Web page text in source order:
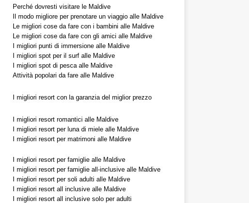
Perché dovresti visitare le Maldive
Il modo migliore per prenotare un viaggio alle Maldive
Le migliori cose da fare con i bambini alle Maldive
Le migliori cose da fare con gli amici alle Maldive
I migliori punti di immersione alle Maldive
I migliori spot per il surf alle Maldive
I migliori spot di pesca alle Maldive
Attività popolari da fare alle Maldive
I migliori resort con la garanzia del miglior prezzo
I migliori resort romantici alle Maldive
I migliori resort per luna di miele alle Maldive
I migliori resort per matrimoni alle Maldive
I migliori resort per famiglie alle Maldive
I migliori resort per famiglie all-inclusive alle Maldive
I migliori resort per soli adulti alle Maldive
I migliori resort all inclusive alle Maldive
I migliori resort all inclusive solo per adulti